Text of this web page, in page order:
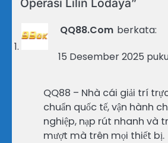
QQ88.Com berkata:
15 Desember 2025
QQ88 – Nhà cái giải trí
chuẩn quốc tế, vận hành
nghiệp, nạp rút nhanh và
mượt mà trên mọi thiết bị.